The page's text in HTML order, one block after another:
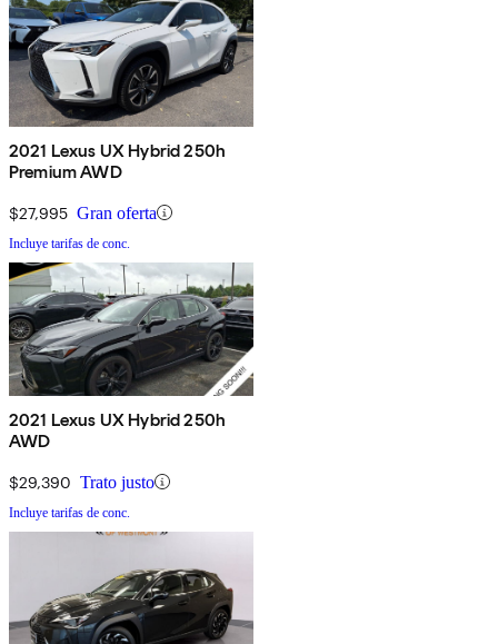
2021 Lexus UX Hybrid 250h
Premium AWD
$27,995 Gran oferta
Incluye tarifas de conc.
2021 Lexus UX Hybrid 250h
AWD
$29,390 Trato justo
Incluye tarifas de conc.